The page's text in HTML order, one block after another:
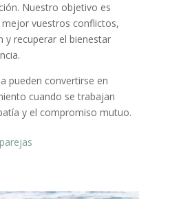
Nuestro objetivo es
vuestros conflictos,
y recuperar el bienestar
pueden convertirse en
cuando se trabajan
y el compromiso mutuo.